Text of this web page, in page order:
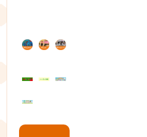
ゲ
ー
ョ